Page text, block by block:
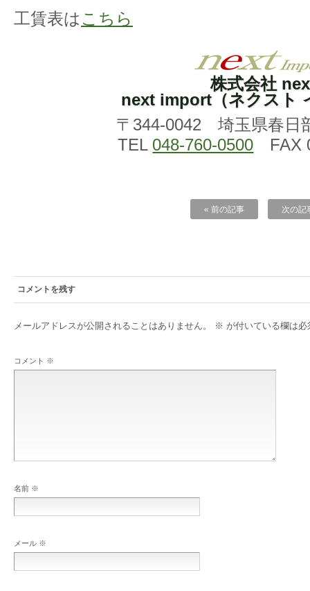
工賃表は こちら
株式会社
next import（ネクスト
〒344-0042 埼玉県春日
TEL 048-760-0500 FAX
« 前の記事 次の記
コメントを残す
メールアドレスが公開されることはありません。 ※ が付いている欄は必
コメント ※
名前 ※
メール ※